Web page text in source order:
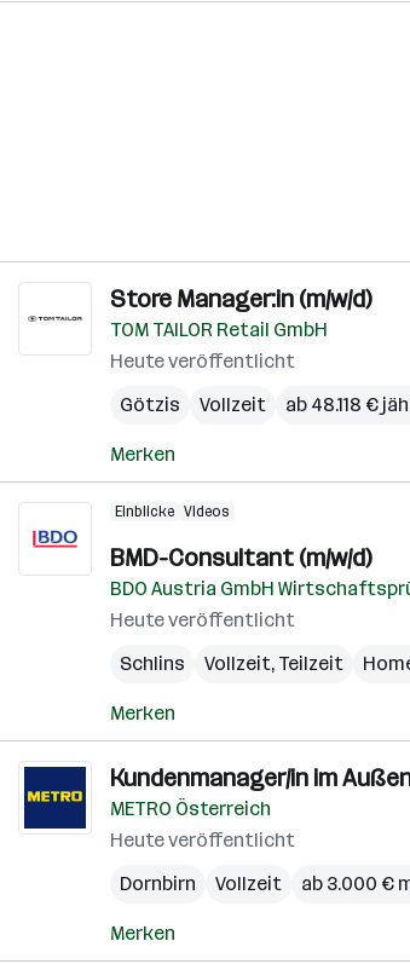
Store Manager:in (m/w/d)
TOM TAILOR Retail GmbH
Heute veröffentlicht
Götzis
Vollzeit ab 48.118 €
Merken
Einblicke Videos
BMD-Consultant (m/w/d)
BDO Austria GmbH
Heute veröffentlicht
Schlins
Vollzeit, Teilzeit
Merken
Kundenmanager/in im
METRO Österreich
Heute veröffentlicht
Dornbirn
Vollzeit ab 3.000 €
Merken